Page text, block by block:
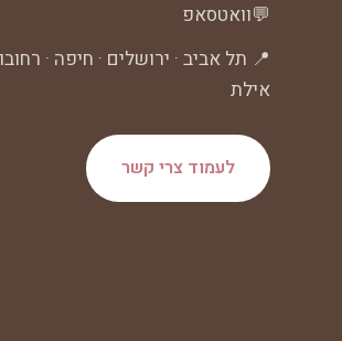
💬וואטסאפ
📍 תל אביב · ירושלים · חיפה ·
אילת
לעמוד צרי קשר